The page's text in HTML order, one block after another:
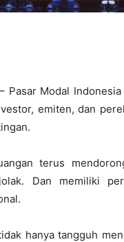
Pasar Modal
emiten, dan
terus
Dan memiliki
hanya tangguh